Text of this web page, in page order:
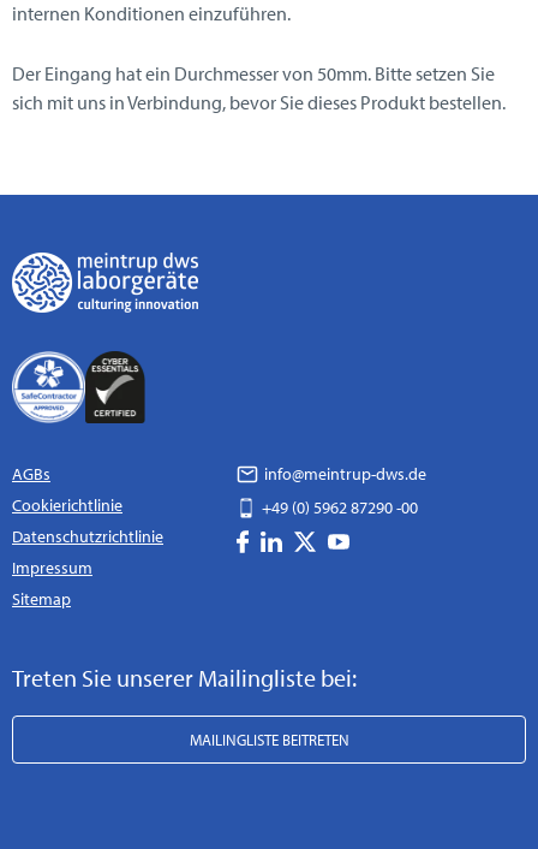
internen Konditionen einzuführen.
Der Eingang hat ein Durchmesser von 50mm. Bitte setzen Sie
sich mit uns in Verbindung, bevor Sie dieses Produkt bestellen.
AGBs
Cookierichtlinie
Datenschutzrichtlinie
Impressum
Sitemap
info@meintrup-dws.de
+49 (0) 5962 87290 -00
Treten Sie unserer Mailingliste bei:
MAILINGLISTE BEITRETEN